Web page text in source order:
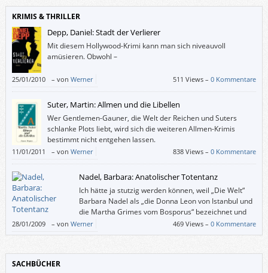
KRIMIS & THRILLER
Depp, Daniel: Stadt der Verlierer
Mit diesem Hollywood-Krimi kann man sich niveauvoll
amüsieren. Obwohl –
25/01/2010 – von Werner 511 Views –0 Kommentare
Suter, Martin: Allmen und die Libellen
Wer Gentlemen-Gauner, die Welt der Reichen und Suters
schlanke Plots liebt, wird sich die weiteren Allmen-Krimis
bestimmt nicht entgehen lassen.
11/01/2011 – von Werner 838 Views –0 Kommentare
Nadel, Barbara: Anatolischer Totentanz
Ich hätte ja stutzig werden können, weil „Die Welt“
Barbara Nadel als „die Donna Leon von Istanbul und
die Martha Grimes vom Bosporus“ bezeichnet und
weil ich diese handwerklich geschickten Autorinnen
nicht unbedingt haben muss, aber über einen mir völlig unbekannten Teil
28/01/2009 – von Werner 469 Views –0 Kommentare
SACHBÜCHER